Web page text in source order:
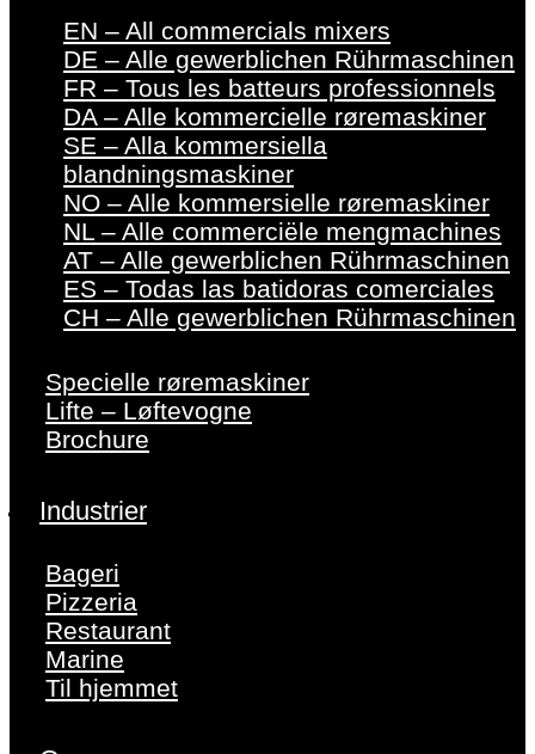
EN – All commercials mixers
DE – Alle gewerblichen Rührmaschinen
FR – Tous les batteurs professionnels
DA – Alle kommercielle røremaskiner
SE – Alla kommersiella
blandningsmaskiner
NO – Alle kommersielle røremaskiner
NL – Alle commerciële mengmachines
AT – Alle gewerblichen Rührmaschinen
ES – Todas las batidoras comerciales
CH – Alle gewerblichen Rührmaschinen
Specielle røremaskiner
Lifte – Løftevogne
Brochure
Industrier
Bageri
Pizzeria
Restaurant
Marine
Til hjemmet